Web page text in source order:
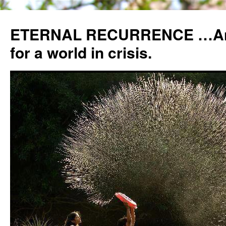
ETERNAL RECURRENCE
for a world in crisis.